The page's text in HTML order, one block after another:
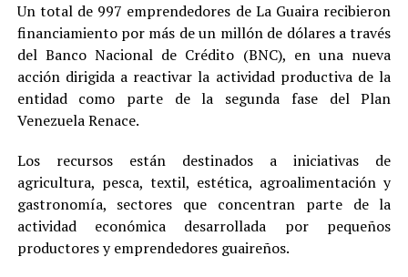
Un total de 997 emprendedores de La Guaira recibieron
financiamiento por más de un millón de dólares a través
del Banco Nacional de Crédito (BNC), en una nueva
acción dirigida a reactivar la actividad productiva de la
entidad como parte de la segunda fase del Plan
Venezuela Renace.
Los recursos están destinados a iniciativas de
agricultura, pesca, textil, estética, agroalimentación y
gastronomía, sectores que concentran parte de la
actividad económica desarrollada por pequeños
productores y emprendedores guaireños.